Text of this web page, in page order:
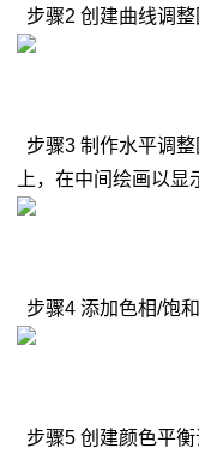
步骤2 创建曲线调整
步骤3 制作水平调
上，在中间绘画以显
步骤4 添加色相/饱
步骤5 创建颜色平